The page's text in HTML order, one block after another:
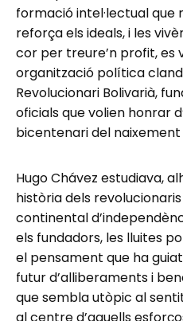
formació intel·lectual que
reforça els ideals, i les
cor per treure’n profit, es
organització política
Revolucionari Bolivarià,
oficials que volien honrar
bicentenari del
Hugo Chávez estudiava,
història dels
continental
els fundadors, les lluites
el pensament que ha
futur d’alliberaments i
que sembla utòpic al
al centre d’aquells